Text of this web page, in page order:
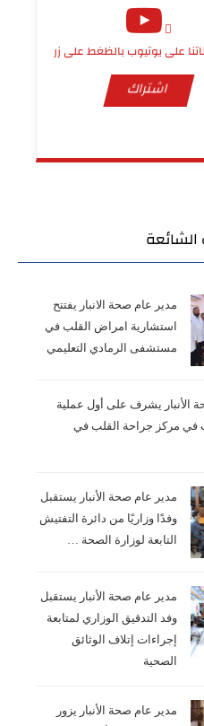
على يوتيوب بالظغط على زر
اشتراك
الشائعة
مدير عام صحة الانبار يفتتح
استشارية امراض القلب في
مستشفى الرمادي التعليمي
الأنبار يشرف على أول عملية
مركز جراحة القلب في
مدير عام صحة الأنبار يستقبل
وفدًا وزاريًا من دائرة التفتيش
التابعة لوزارة الصحة …
مدير عام صحة الأنبار يستقبل
وفد التدقيق الوزاري لمتابعة
إجراءات إتلاف الوثائق
الصحية
مدير عام صحة الأنبار يزور